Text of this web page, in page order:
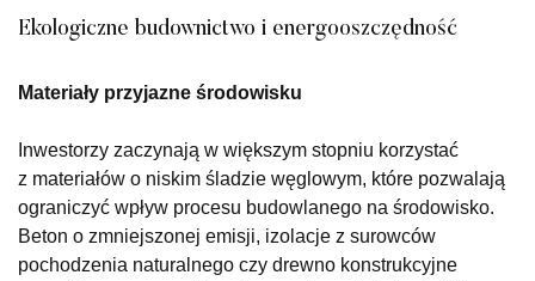
Ekologiczne budownictwo i energooszczędność
Materiały przyjazne środowisku
Inwestorzy zaczynają w większym stopniu korzystać
z materiałów o niskim śladzie węglowym, które pozwalają
ograniczyć wpływ procesu budowlanego na środowisko.
Beton o zmniejszonej emisji, izolacje z surowców
pochodzenia naturalnego czy drewno konstrukcyjne